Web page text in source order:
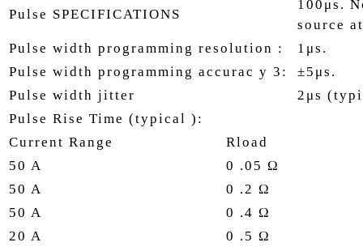
Pulse SPECIFICATIONS
100μs.
source
Pulse width programming resolution :
1μs.
Pulse width programming accurac y 3:
±5μs.
Pulse width jitter
2μs
Pulse Rise Time (typical ):
Current Range
Rload
50 A
0 .05 Ω
50 A
0 .2 Ω
50 A
0 .4 Ω
20 A
0 .5 Ω